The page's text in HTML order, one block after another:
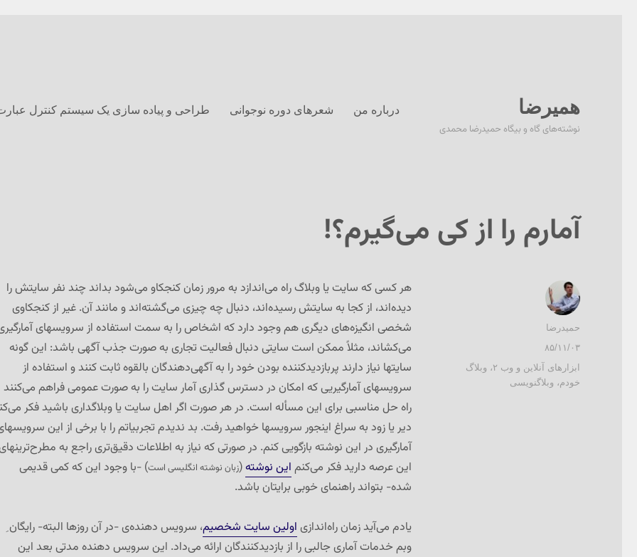
همیرضا
نوشته‌های گاه و بیگاه حمیدرضا محمدی
درباره من شعرهای دوره نوجوانی طراحی و پیاده سازی یک سیستم کنترل
آمارم را از کی می‌گیرم؟!
هر کسی که سایت یا وبلاگ راه می‌اندازد به مرور زمان کنجکاو می‌شود بداند چند نفر سایتش را
دیده‌اند، از کجا به سایتش رسیده‌اند، دنبال چه چیزی می‌گشته‌اند و مانند آن. غیر از کنجکاوی
شخصی انگیزه‌های دیگری هم وجود دارد که اشخاص را به سمت استفاده از سرویسهای
می‌کشاند، مثلاً ممکن است سایتی دنبال فعالیت تجاری به صورت جذب آگهی باشد: این گونه
سایتها نیاز دارند پربازدیدکننده بودن خود را به آگهی‌دهندگان بالقوه ثابت کنند و استفاده از
سرویسهای آمارگیریی که امکان در دسترس گذاری آمار سایت را به صورت عمومی فراهم می‌کنند
راه حل مناسبی برای این مسأله است. در هر صورت اگر اهل سایت یا وبلاگداری باشید فکر
دیر یا زود به سراغ اینجور سرویسها خواهید رفت. بد ندیدم تجربیاتم را با برخی از این
آمارگیری در این نوشته بازگویی کنم. در صورتی که نیاز به اطلاعات دقیق‌تری راجع به
این عرصه دارید فکر می‌کنم این نوشته(زبان نوشته انگلیسی است) -با وجود این که کمی قدیمی
شده- بتواند راهنمای خوبی برایتان باشد.
یادم می‌آید زمان راه‌اندازی اولین سایت شخصیم، سرویس دهنده‌ی -در آن روزها البته- رایگان ِ
وبم خدمات آماری جالبی را از بازدیدکنندگان ارائه می‌داد. این سرویس دهنده مدتی بعد این
نویسنده
حمیدرضا
ارسال
شده
۸۵/۱۱/۰۳
دسته‌ها
ابزارهای آنلاین و وب ۲ ، وبلاگ
خودم، وبلاگنویسی